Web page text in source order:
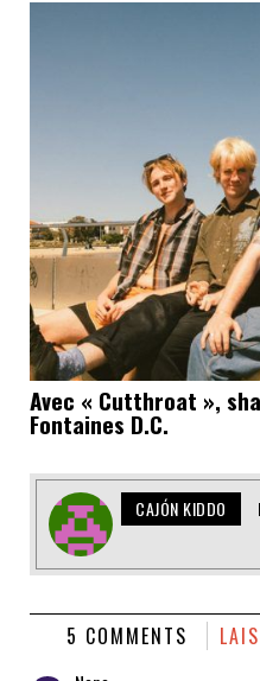
Avec « Cutthroat »,
Fontaines D.C.
CAJÓN KIDDO
5 COMMENTS